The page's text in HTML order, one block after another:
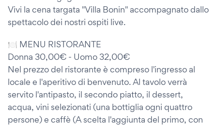
Vivi la cena targata "Villa Bonin" accompagnato dallo
spettacolo dei nostri ospiti live.
🍽 MENU RISTORANTE
Donna 30,00€ - Uomo 32,00€
Nel prezzo del ristorante è compreso l'ingresso al
locale e l'aperitivo di benvenuto. Al tavolo verrà
servito l'antipasto, il secondo piatto, il dessert,
acqua, vini selezionati (una bottiglia ogni quattro
persone) e caffè (A scelta l'aggiunta del primo, con